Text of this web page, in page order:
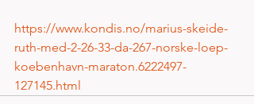
https://www.kondis.no/marius-skeide-
ruth-med-2-26-33-da-267-norske-loep-
koebenhavn-maraton.6222497-
127145.html